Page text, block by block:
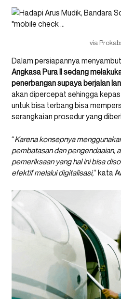
via
Dalam persiapannya menyambut
Angkasa Pura II sedang
penerbangan supaya berjalan
akan dipercepat sehingga
untuk bisa terbang bisa
serangkaian prosedur yang
“Karena konsepnya
pembatasan dan pengendaaian,
pemeriksaan yang hal ini bisa
efektif melalui digitalisasi,” kata